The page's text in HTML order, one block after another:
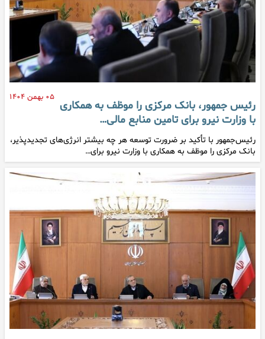
۰۵ بهمن ۱۴۰۴
رئیس جمهور، بانک مرکزی را موظف به همکاری
با وزارت نیرو برای تامین منابع مالی…
رئیس‌جمهور با تأکید بر ضرورت توسعه هر چه بیشتر انرژی‌های تجدیدپذیر،
بانک مرکزی را موظف به همکاری با وزارت نیرو برای…